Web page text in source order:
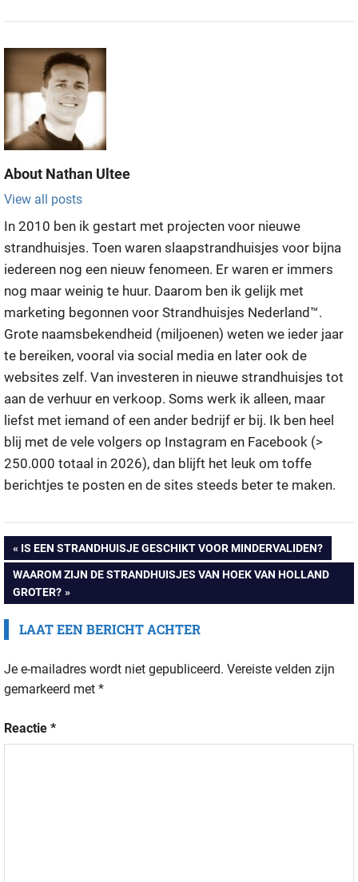
About Nathan Ultee
View all posts
In 2010 ben ik gestart met projecten voor nieuwe
strandhuisjes. Toen waren slaapstrandhuisjes voor bijna
iedereen nog een nieuw fenomeen. Er waren er immers
nog maar weinig te huur. Daarom ben ik gelijk met
marketing begonnen voor Strandhuisjes Nederland™.
Grote naamsbekendheid (miljoenen) weten we ieder jaar
te bereiken, vooral via social media en later ook de
websites zelf. Van investeren in nieuwe strandhuisjes tot
aan de verhuur en verkoop. Soms werk ik alleen, maar
liefst met iemand of een ander bedrijf er bij. Ik ben heel
blij met de vele volgers op Instagram en Facebook (>
250.000 totaal in 2026), dan blijft het leuk om toffe
berichtjes te posten en de sites steeds beter te maken.
Bericht
navigatie
VORIG
BERICHT:
IS EEN STRANDHUISJE GESCHIKT VOOR MINDERVALIDEN?
VOLGEND
BERICHT:
WAAROM ZIJN DE STRANDHUISJES VAN HOEK VAN HOLLAND
GROTER?
LAAT EEN BERICHT ACHTER
Je e-mailadres wordt niet gepubliceerd. Vereiste velden zijn
gemarkeerd met *
Reactie *